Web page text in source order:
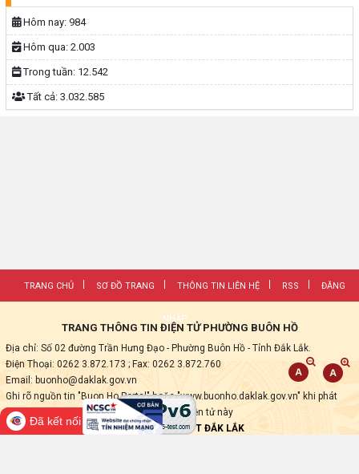
Hôm nay: 984
Hôm qua: 2.003
Trong tuần: 12.542
Tất cả: 3.032.585
TRANG CHỦ SƠ ĐỒ TRANG THÔNG TIN LIÊN HỆ RSS ĐĂNG
NHẬP
TRANG THÔNG TIN ĐIỆN TỬ PHƯỜNG BUÔN HỒ
Địa chỉ: Số 02 đường Trần Hưng Đạo - Phường Buôn Hồ - Tỉnh Đắk Lắk.
Điện Thoại: 0262 3.872.173 ; Fax: 0262 3.872.760
Email: buonho@daklak.gov.vn
Ghi rõ nguồn tin "Buon Ho Portal" hoặc "www.buonho.daklak.gov.vn" khi phát
hành lại các thông tin từ Trang thông tin điện tử này
Thực hiện bởiVNPT ĐẮK LẮK
Đã kết nối EMC